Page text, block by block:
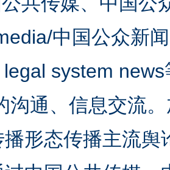
中国公众新
system
沟通、信息交流
形态传播主流